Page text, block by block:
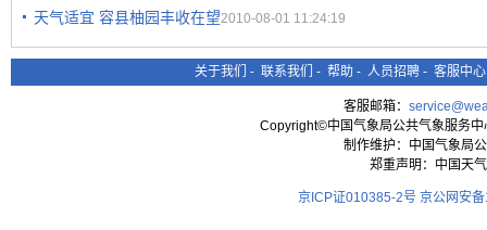
天气适宜 容县柚园丰收在望2010-08-01 11:24:19
关于我们 - 联系我们 - 帮助 - 人员招聘 - 客服中心
客服邮箱：
Copyright©中国气象局公共气象服务
制作维护：中国气象局
郑重声明：中国天
京ICP证010385-2号 京公网安